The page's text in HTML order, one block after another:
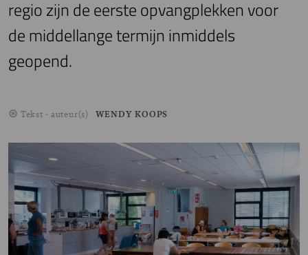
regio zijn de eerste opvangplekken voor
de middellange termijn inmiddels
geopend.
Tekst - auteur(s) WENDY KOOPS